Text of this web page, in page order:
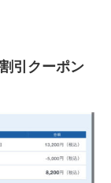
引クーポン